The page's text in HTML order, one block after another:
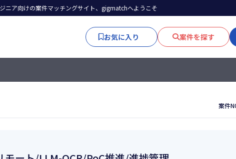
ニア向けの案件マッチングサイト、gigmatchへようこそ
お気に入り 案件を探す
案件